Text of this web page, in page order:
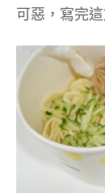
可惡，寫完